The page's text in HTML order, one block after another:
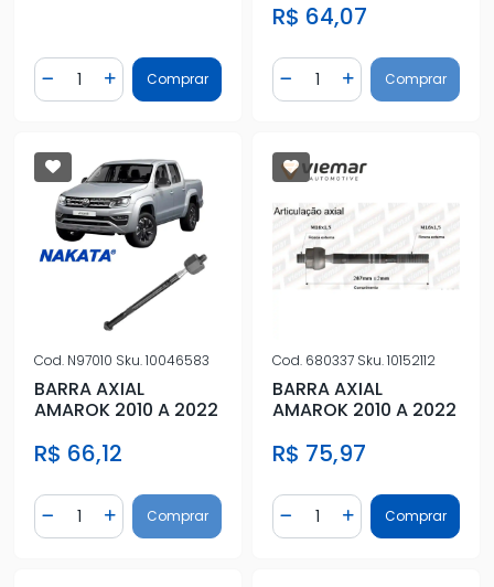
Diminuir Quantidade
Quantidade
Adicionar Quantidade
Comprar
R$ 64,07
Diminuir Quantidade
Quantidade
AdicionarComprar
Cod. N97010 Sku.10046583
BARRA AXIAL
AMAROK 2010 A 2022
R$ 66,12
Diminuir Quantidade
Quantidade
Adicionar Quantidade
Comprar
Cod. 680337 Sku.10152112
BARRA AXIAL
AMAROK 2010 A 2022
R$ 75,97
Diminuir Quantidade
Quantidade
AdicionarComprar